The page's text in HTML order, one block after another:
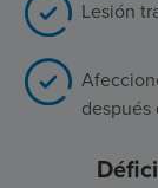
Lesión
después